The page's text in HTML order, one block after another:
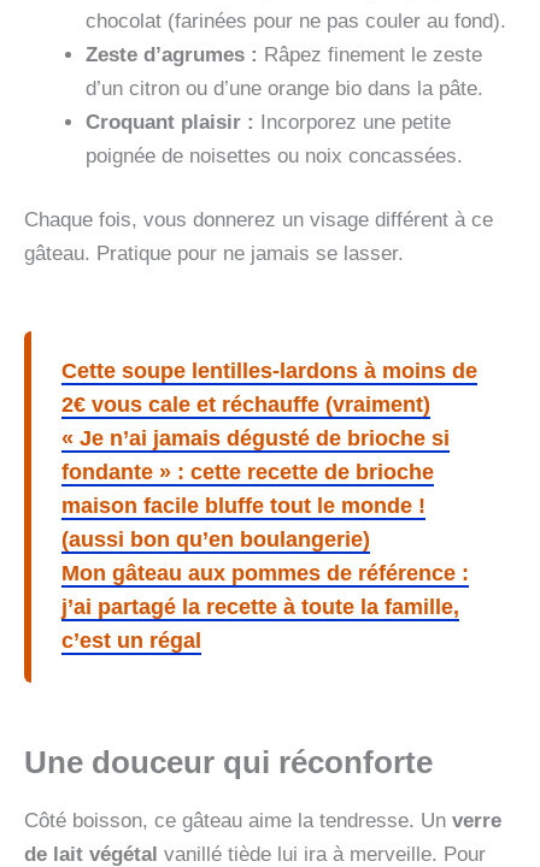
chocolat (farinées pour ne pas couler au fond).
Zeste d’agrumes : Râpez finement le zeste
d’un citron ou d’une orange bio dans la pâte.
Croquant plaisir : Incorporez une petite
poignée de noisettes ou noix concassées.
Chaque fois, vous donnerez un visage différent à ce
gâteau. Pratique pour ne jamais se lasser.
Cette soupe lentilles-lardons à moins de
2€ vous cale et réchauffe (vraiment)
« Je n’ai jamais dégusté de brioche si
fondante » : cette recette de brioche
maison facile bluffe tout le monde !
(aussi bon qu’en boulangerie)
Mon gâteau aux pommes de référence :
j’ai partagé la recette à toute la famille,
c’est un régal
Une douceur qui réconforte
Côté boisson, ce gâteau aime la tendresse. Un verre
de lait végétal vanillé tiède lui ira à merveille. Pour